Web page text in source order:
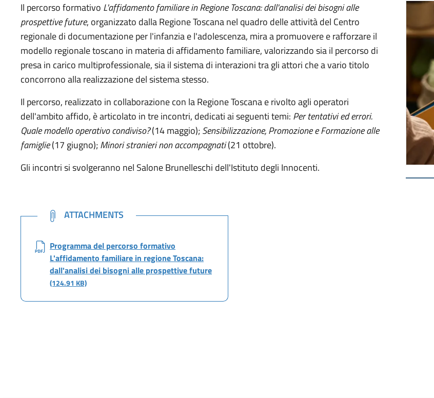
Il percorso formativo L'affidamento familiare in Regione Toscana: dall'analisi dei bisogni alle
prospettive future, organizzato dalla Regione Toscana nel quadro delle attività del Centro
regionale di documentazione per l'infanzia e l'adolescenza, mira a promuovere e rafforzare il
modello regionale toscano in materia di affidamento familiare, valorizzando sia il percorso di
presa in carico multiprofessionale, sia il sistema di interazioni tra gli attori che a vario titolo
concorrono alla realizzazione del sistema stesso.
Il percorso, realizzato in collaborazione con la Regione Toscana e rivolto agli operatori
dell'ambito affido, è articolato in tre incontri, dedicati ai seguenti temi: Per tentativi ed errori.
Quale modello operativo condiviso?(14 maggio); Sensibilizzazione, Promozione e Formazione alle
famiglie(17 giugno); Minori stranieri non accompagnati(21 ottobre).
Gli incontri si svolgeranno nel Salone Brunelleschi dell'Istituto degli Innocenti.
NOTE
ATTACHMENTS
Programma del percorso formativo
L'affidamento familiare in regione Toscana:
dall'analisi dei bisogni alle prospettive future
(124.91 KB)